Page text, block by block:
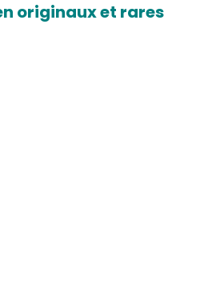
originaux et rares